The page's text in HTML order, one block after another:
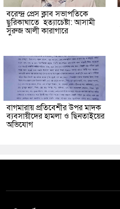
বরেন্দ্র প্রেস ক্লাব সভাপতিকে
ছুরিকাঘাতে হত্যাচেষ্টা: আসামী
সুরুজ আলী কারাগারে
বাগমারায় প্রতিবেশীর উপর মাদক
ব্যবসায়ীদের হামলা ও ছিনতাইয়ের
অভিযোগ